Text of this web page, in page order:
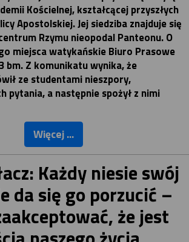
Kościelnej, kształcącej przyszłych
Apostolskiej. Jej siedziba znajduje się
Rzymu nieopodal Panteonu. O
miejsca watykańskie Biuro Prasowe
bm. Z komunikatu wynika, że
ze studentami nieszpory,
pytania, a następnie spożył z nimi
Więcej ...
Każdy niesie swój
da się go porzucić –
że jest